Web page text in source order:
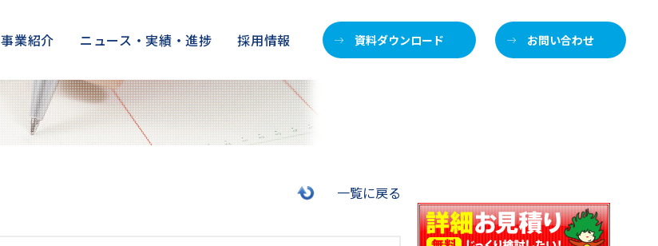
事業紹介 ニュース・実績・進捗 採用情報 資料ダウンロード お問い合わせ
一覧に戻る